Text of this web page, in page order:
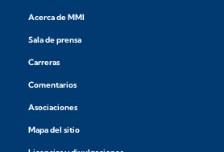
Acerca de MMI
Sala de prensa
Carreras
Comentarios
Asociaciones
Mapa del sitio